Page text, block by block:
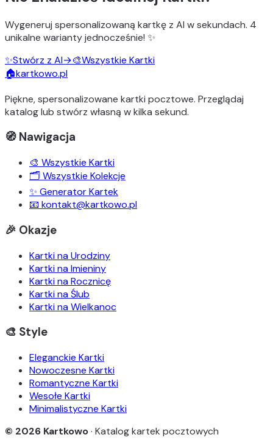
Wygeneruj spersonalizowaną kartkę z AI w sekundach. 4
unikalne wariantyjednocześnie! ✨
✨Stwórz z AI→🎨Wszystkie Kartki
🏠kartkowo.pl
Piękne, spersonalizowane kartki pocztowe. Przeglądaj
katalog lub stwórz własną w kilka sekund.
🧭 Nawigacja
🎨 Wszystkie Kartki
🗂️ Wszystkie Kolekcje
✨ Generator Kartek
📧 kontakt@kartkowo.pl
🎉 Okazje
Kartki na Urodziny
Kartki na Imieniny
Kartki na Rocznicę
Kartki na Ślub
Kartki na Wielkanoc
🎨 Style
Eleganckie Kartki
Nowoczesne Kartki
Romantyczne Kartki
Wesołe Kartki
Minimalistyczne Kartki
© 2026 Kartkowo· Katalog kartek pocztowych